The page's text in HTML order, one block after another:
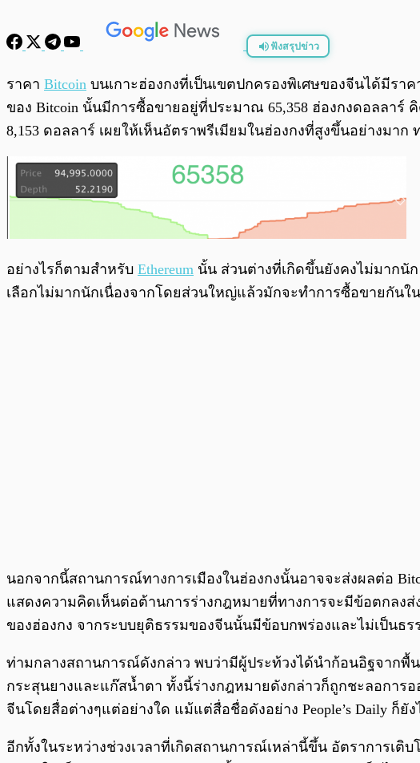
ฟังสรุปข่าว
พร้อมเล่น
ราคา Bitcoin บนเกาะฮ่องกงที่เป็นเขตปกครองพิเศษของจีนได้มีรา
ของ Bitcoin นั้นมีการซื้อขายอยู่ที่ประมาณ 65,358 ฮ่องกงดอลลาร์
8,153 ดอลลาร์ เผยให้เห็นอัตราพรีเมียมในฮ่องกงที่สูงขึ้นอย่างมาก
อย่างไรก็ตามสำหรับ Ethereum นั้น ส่วนต่างที่เกิดขึ้นยังคงไม่มากนั
เลือกไม่มากนักเนื่องจากโดยส่วนใหญ่แล้วมักจะทำการซื้อขายกันใ
นอกจากนี้สถานการณ์ทางการเมืองในฮ่องกงนั้นอาจจะส่งผลต่อ
แสดงความคิดเห็นต่อต้านการร่างกฎหมายที่ทางการจะมีข้อตกลง
ของฮ่องกง จากระบบยุติธรรมของจีนนั้นมีข้อบกพร่องและไม่เป็นธร
ท่ามกลางสถานการณ์ดังกล่าว พบว่ามีผู้ประท้วงได้นำก้อนอิฐจาก
กระสุนยางและแก๊สน้ำตา ทั้งนี้ร่างกฎหมายดังกล่าวก็ถูกชะลอการ
จีนโดยสื่อต่างๆแต่อย่างใด แม้แต่สื่อชื่อดังอย่าง People’s Daily ก็ยั
อีกทั้งในระหว่างช่วงเวลาที่เกิดสถานการณ์เหล่านี้ขึ้น อัตราการเติ